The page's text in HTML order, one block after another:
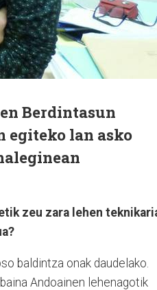
Berdintasun
egiteko lan asko
zeu zara lehen
baldintza onak daudelako.
Andoainen lehenagotik